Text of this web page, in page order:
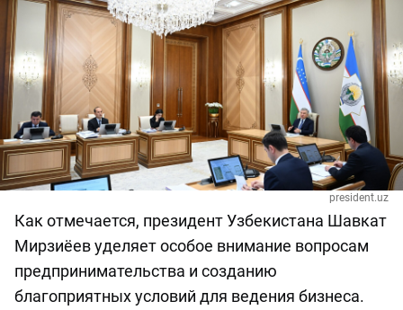
president.uz
Как отмечается, президент Узбекистана Шавкат
Мирзиёев уделяет особое внимание вопросам
предпринимательства и созданию
благоприятных условий для ведения бизнеса.